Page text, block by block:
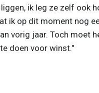
ik leg ze zelf ook
ik op dit moment nog
vorig jaar. Toch moet
doen voor winst."